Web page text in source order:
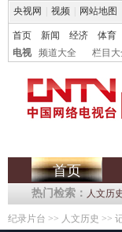
央视网 视频 网站地图
首页 新闻 经济 体育
电视
频道大全 栏目大
首页
热门检索： 人文历史
纪录片台 >> 人文历史 >>